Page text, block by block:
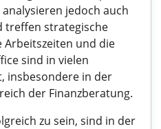
jedoch auch
treffen strategische
Arbeitszeiten und die
sind in vielen
insbesondere in der
der Finanzberatung.
zu sein, sind in der